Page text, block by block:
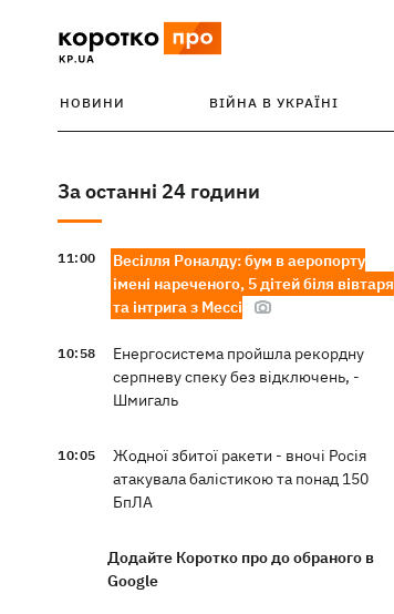
НОВИНИ ВІЙНА В УКРАЇНІ
За останні 24 години
11:00
Весілля Роналду: бум в аеропорту
імені нареченого, 5 дітей біля вівтаря
та інтрига з Мессі
10:58
Енергосистема пройшла рекордну
серпневу спеку без відключень, -
Шмигаль
10:05
Жодної збитої ракети - вночі Росія
атакувала балістикою та понад 150
БпЛА
Додайте Коротко про до обраного в
Google